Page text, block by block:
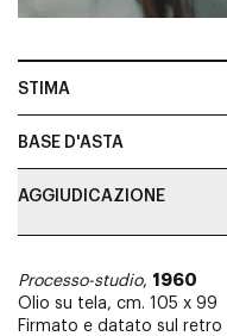
STIMA
BASE D'ASTA
AGGIUDICAZIONE
Processo-studio, 1960
Olio su tela, cm. 105 x 99
Firmato e datato sul retro